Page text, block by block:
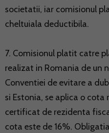
societatii, iar comisionul
cheltuiala deductibila.
7. Comisionul platit catre
realizat in Romania de un
Conventiei de evitare a
si Estonia, se aplica o
certificat de rezidenta
cota este de 16%.